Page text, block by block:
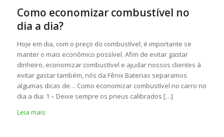
Como economizar combustível no
dia a dia?
Hoje em dia, com o preço do combustível, é importante se
manter o mais econômico possível. Afim de evitar gastar
dinheiro, economizar combustível e ajudar nossos clientes à
evitar gastar também, nós da Fênix Baterias separamos
algumas dicas de… Como economizar combustível no carro no
dia a dia: 1 – Deixe sempre os pneus calibrados […]
Leia mais